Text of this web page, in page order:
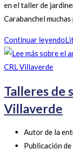
en el taller de
Carabanchel
Continuar leyendo
Talleres de
Villaverde
Autor de la
Publicación